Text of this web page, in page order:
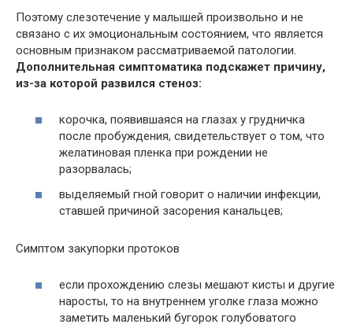
Поэтому слезотечение у малышей произвольно и не
связано с их эмоциональным состоянием, что является
основным признаком рассматриваемой патологии.
Дополнительная симптоматика подскажет причину,
из-за которой развился стеноз:
корочка, появившаяся на глазах у грудничка
после пробуждения, свидетельствует о том, что
желатиновая пленка при рождении не
разорвалась;
выделяемый гной говорит о наличии инфекции,
ставшей причиной засорения канальцев;
Симптом закупорки протоков
если прохождению слезы мешают кисты и другие
наросты, то на внутреннем уголке глаза можно
заметить маленький бугорок голубоватого